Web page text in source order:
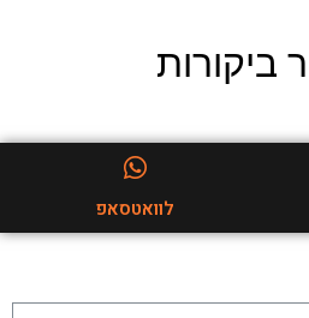
ביקורות
לוואטסאפ